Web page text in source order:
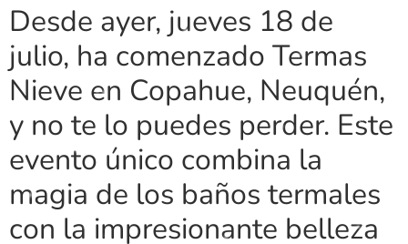
Desde ayer, jueves 18 de
julio, ha comenzado Termas
Nieve en Copahue, Neuquén,
y no te lo puedes perder. Este
evento único combina la
magia de los baños termales
con la impresionante belleza